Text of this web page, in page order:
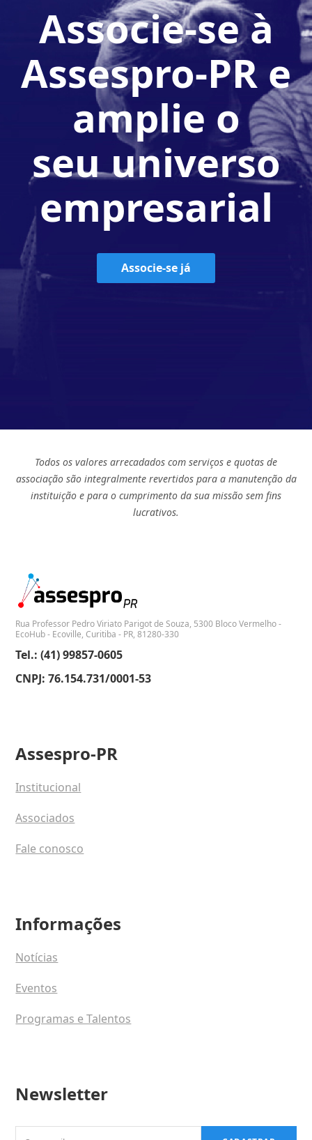
Associe-se à
Assespro-PR e
amplie o
seu universo
empresarial
Associe-se já
Todos os valores arrecadados com serviços e quotas de
associação são integralmente revertidos para a manutenção da
instituição e para o cumprimento da sua missão sem fins
lucrativos.
Rua Professor Pedro Viriato Parigot de Souza, 5300 Bloco Vermelho -
EcoHub - Ecoville, Curitiba - PR, 81280-330
Tel.: (41) 99857-0605
CNPJ: 76.154.731/0001-53
Assespro-PR
Institucional
Associados
Fale conosco
Informações
Notícias
Eventos
Programas e Talentos
Newsletter